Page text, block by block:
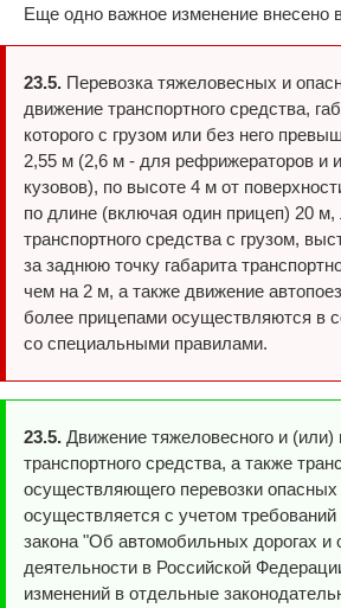
Еще одно важное изменение внесено
23.5. Перевозка тяжеловесных и
движение транспортного средства,
которого с грузом или без него
2,55 м (2,6 м - для рефрижераторов и
кузовов), по высоте 4 м от
по длине (включая один прицеп) 20
транспортного средства с грузом,
за заднюю точку габарита
чем на 2 м, а также движение
более прицепами осуществляются в
со специальными правилами.
23.5. Движение тяжеловесного и (или)
транспортного средства, а также
осуществляющего перевозки опасных
осуществляется с учетом
закона "Об автомобильных дорогах и
деятельности в Российской
изменений в отдельные